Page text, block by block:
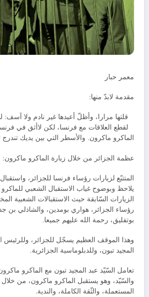
معمر حبار
مقدمة لابدّ منها:
قلتها مرارا، وأظلّ أعيدها غير نادم ولا
لقطع العلاقات مع فرنسا، لكن لاأثق في
الماكرو ماكرون. والأسطر التي بين يديك
عظمة الجزائر من خلال زيارة الماكرو ماكرون:
المتتبّع لزيارات رؤساء فرنسا للجزائر،
يلاحظ وبوضوح غياب الاستقبال الشعبي
الزيارات السّابقة حيث الاستقبالات
رؤساء الجزائر، هواري بومدين، والشاذلي بن
بوتفليق، رحمة الله عليهم جميعا.
وهذا الموقف العظيم يسجّل للجزائر، وللرئيس
المجيد تبون، وللدبلوماسية الجزائرية.
تعامل السّيّد عبد المجيد تبون مع الماكرو
والسّيّد، وهو يستقبل الماكرو ماكرون، من
المستعملة، والثّقة الكاملة، والندية.